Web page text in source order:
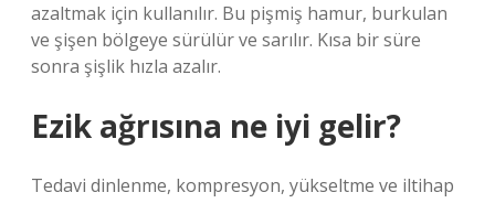
azaltmak için kullanılır. Bu pişmiş hamur, burkulan
ve şişen bölgeye sürülür ve sarılır. Kısa bir süre
sonra şişlik hızla azalır.
Ezik ağrısına ne iyi gelir?
Tedavi dinlenme, kompresyon, yükseltme ve iltihap